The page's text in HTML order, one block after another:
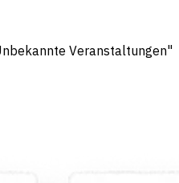
Veranstaltungen"